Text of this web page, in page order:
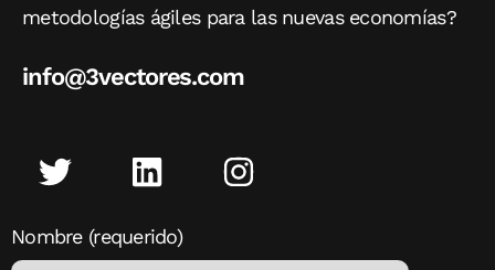
metodologías ágiles para las nuevas economías?
info@3vectores.com
Nombre (requerido)